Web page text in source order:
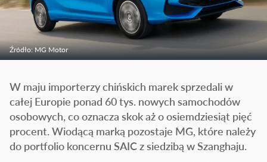
Źródło: MG Motor
W maju importerzy chińskich marek sprzedali w
całej Europie ponad 60 tys. nowych samochodów
osobowych, co oznacza skok aż o osiemdziesiąt pięć
procent. Wiodącą marką pozostaje MG, które należy
do portfolio koncernu SAIC z siedzibą w Szanghaju.